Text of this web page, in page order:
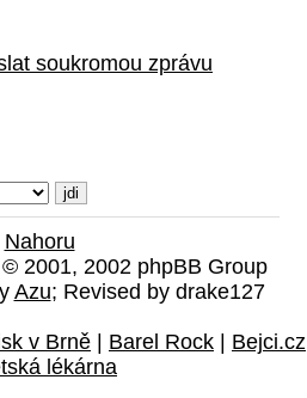
soukromou zprávu
Nahoru
© 2001, 2002 phpBB Group
Azu; Revised by drake127
v Brně Barel Rock
Bejci.cz
lékárna